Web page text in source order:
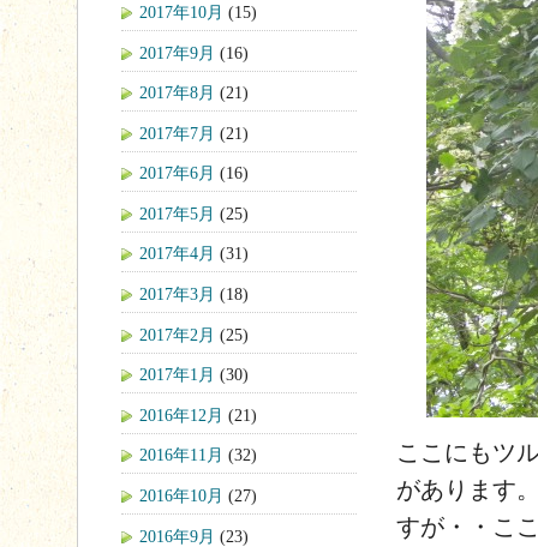
ここにもツ
があります
すが・・こ
2017年10月 (15)
2017年9月 (16)
2017年8月 (21)
2017年7月 (21)
2017年6月 (16)
2017年5月 (25)
2017年4月 (31)
2017年3月 (18)
2017年2月 (25)
2017年1月 (30)
2016年12月 (21)
2016年11月 (32)
2016年10月 (27)
2016年9月 (23)